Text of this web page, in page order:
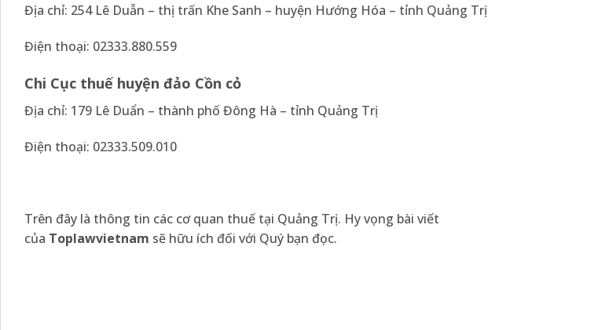
Địa chỉ: 254 Lê Duẫn – thị trấn Khe Sanh – huyện Hướng Hóa – tỉnh Quảng Trị
Điện thoại: 02333.880.559
Chi Cục thuế huyện đảo Cồn cỏ
Địa chỉ: 179 Lê Duẩn – thành phố Đông Hà – tỉnh Quảng Trị
Điện thoại: 02333.509.010
Trên đây là thông tin các cơ quan thuế tại Quảng Trị. Hy vọng bài viết
của Toplawvietnam sẽ hữu ích đối với Quý bạn đọc.